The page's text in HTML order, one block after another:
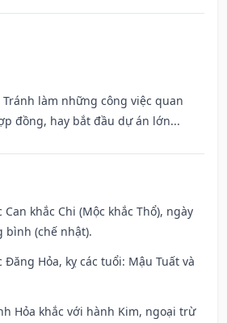
Tránh làm những công việc quan
đồng, hay bắt đầu dự án lớn...
Can khắc Chi (Mộc khắc Thổ), ngày
bình (chế nhật).
Đăng Hỏa, kỵ các tuổi: Mậu Tuất và
Hỏa khắc với hành Kim, ngoại trừ